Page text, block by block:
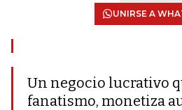
UNIRSE A
Un negocio lucrativo
fanatismo, monetiza